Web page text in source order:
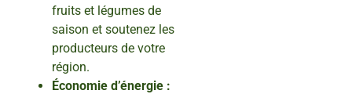
fruits et légumes de
saison et soutenez les
producteurs de votre
région.
Économie d’énergie :